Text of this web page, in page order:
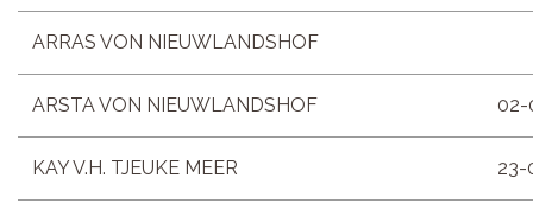
ARRAS VON NIEUWLANDSHOF
ARSTA VON NIEUWLANDSHOF 02-
KAY V.H. TJEUKE MEER 23-